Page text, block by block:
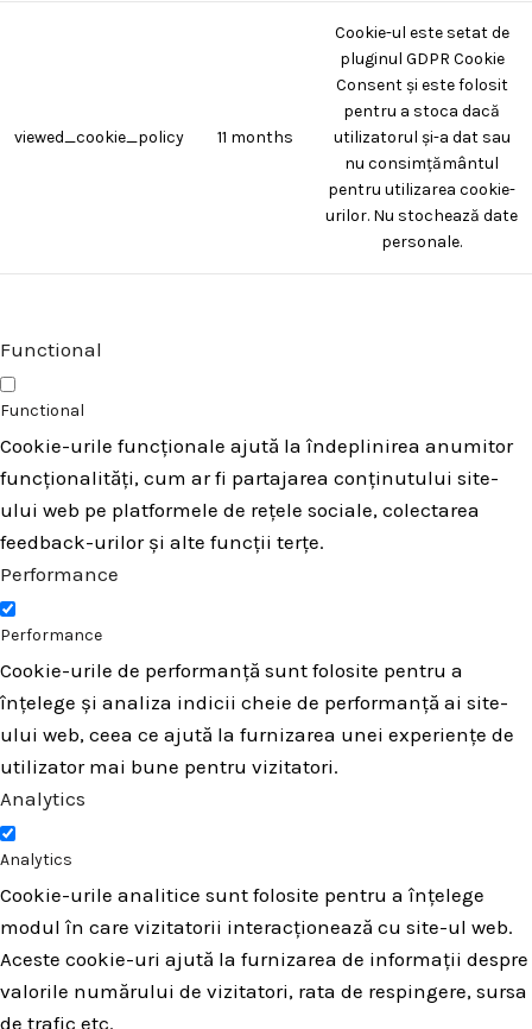
viewed_cookie_policy 11 months
Cookie-ul este setat de
pluginul GDPR Cookie
Consent și este folosit
pentru a stoca dacă
utilizatorul și-a dat sau
nu consimțământul
pentru utilizarea cookie-
urilor. Nu stochează date
personale.
Functional
Functional
Cookie-urile funcționale ajută la îndeplinirea anumitor
funcționalități, cum ar fi partajarea conținutului site-
ului web pe platformele de rețele sociale, colectarea
feedback-urilor și alte funcții terțe.
Performance
Performance
Cookie-urile de performanță sunt folosite pentru a
înțelege și analiza indicii cheie de performanță ai site-
ului web, ceea ce ajută la furnizarea unei experiențe de
utilizator mai bune pentru vizitatori.
Analytics
Analytics
Cookie-urile analitice sunt folosite pentru a înțelege
modul în care vizitatorii interacționează cu site-ul web.
Aceste cookie-uri ajută la furnizarea de informații despre
valorile numărului de vizitatori, rata de respingere, sursa
de trafic etc.